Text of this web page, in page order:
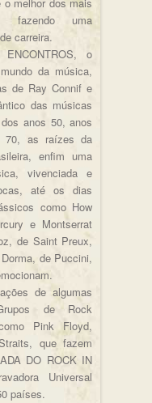
fazendo uma
carreira.
o
da música,
de Ray Connif e
das músicas
anos 50, anos
70, as raízes da
enfim uma
vivenciada e
até os dias
como How
e Montserrat
de Saint Preux,
de Puccini,
de algumas
de Rock
Pink Floyd,
que fazem
DO ROCK IN
Universal
países.